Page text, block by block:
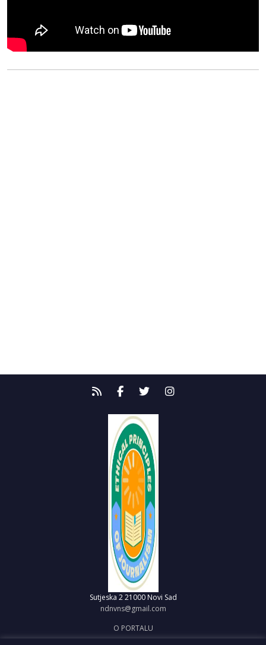
Sutjeska 2 21000 Novi Sad
ndnvns@gmail.com
O PORTALU